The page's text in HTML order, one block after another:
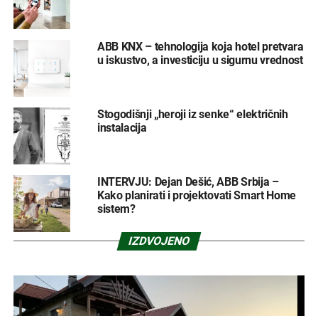
ABB KNX – tehnologija koja hotel pretvara
u iskustvo, a investiciju u sigurnu vrednost
Stogodišnji „heroji iz senke“ električnih
instalacija
INTERVJU: Dejan Dešić, ABB Srbija –
Kako planirati i projektovati Smart Home
sistem?
IZDVOJENO